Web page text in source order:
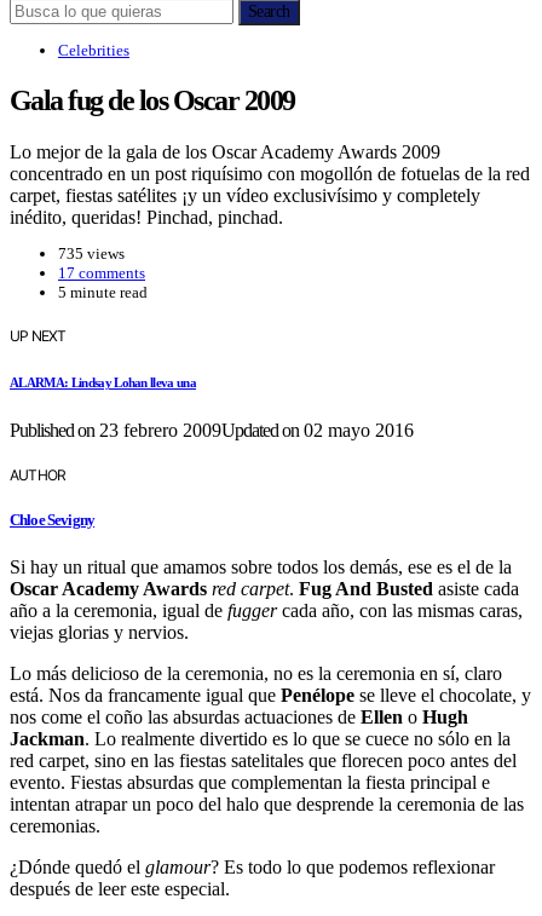
Search
Celebrities
Gala fug de los Oscar 2009
Lo mejor de la gala de los Oscar Academy Awards 2009
concentrado en un post riquí­simo con mogollón de fotuelas de la red
carpet, fiestas satélites ¡y un ví­deo exclusiví­simo y completely
inédito, queridas! Pinchad, pinchad.
735 views
17 comments
5 minute read
UP NEXT
ALARMA: Lindsay Lohan lleva una
Published on23 febrero 2009Updated on02 mayo 2016
AUTHOR
Chloe Sevigny
Si hay un ritual que amamos sobre todos los demás, ese es el de la
Oscar Academy Awards red carpet. Fug And Busted asiste cada
año a la ceremonia, igual de fuggercada año, con las mismas caras,
viejas glorias y nervios.
Lo más delicioso de la ceremonia, no es la ceremonia en sí­, claro
está. Nos da francamente igual que Penélope se lleve el chocolate, y
nos come el coño las absurdas actuaciones de Ellen o Hugh
Jackman. Lo realmente divertido es lo que se cuece no sólo en la
red carpet, sino en las fiestas satelitales que florecen poco antes del
evento. Fiestas absurdas que complementan la fiesta principal e
intentan atrapar un poco del halo que desprende la ceremonia de las
ceremonias.
¿Dónde quedó el glamour? Es todo lo que podemos reflexionar
después de leer este especial.